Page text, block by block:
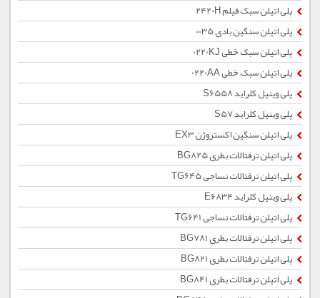
پلی اتیلن سبک فیلم 2420H
پلی اتیلن سنگین بادی 0035
پلی اتیلن سبک خطی 0220KJ
پلی اتیلن سبک خطی 0220AA
پلی وینیل کلراید S6558
پلی وینیل کلراید S57
پلی اتیلن سنگین اکستروژن EX3
پلی اتیلن ترفتالات بطری BG825
پلی اتیلن ترفتالات نساجی TG645
پلی وینیل کلراید E6834
پلی اتیلن ترفتالات نساجی TG641
پلی اتیلن ترفتالات بطری BG781
پلی اتیلن ترفتالات بطری BG821
پلی اتیلن ترفتالات بطری BG841